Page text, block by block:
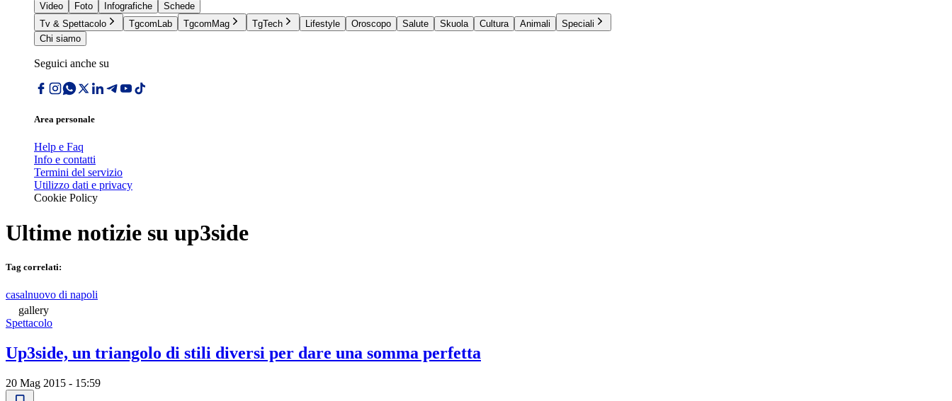
Video
Foto Infografiche
Schede
Tv & Spettacolo
TgcomLab TgcomMag TgTech Lifestyle Oroscopo Salute Skuola Cultura Animali
Speciali
Chi siamo
Seguici anche su
Area personale
Help e Faq
Info e contatti
Termini del servizio
Utilizzo dati e privacy
Cookie Policy
Ultime notizie su up3side
Tag correlati:
casalnuovo di napoli
gallery
Spettacolo
Up3side, un triangolo di stili diversi per dare una somma perfetta
20 Mag 2015 - 15:59